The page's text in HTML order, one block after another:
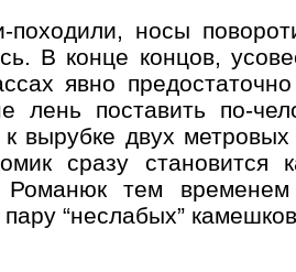
походили, носы
В конце концов,
явно
лень поставить по-
к вырубке двух
сразу становится
Романюк тем
пару “неслабых”